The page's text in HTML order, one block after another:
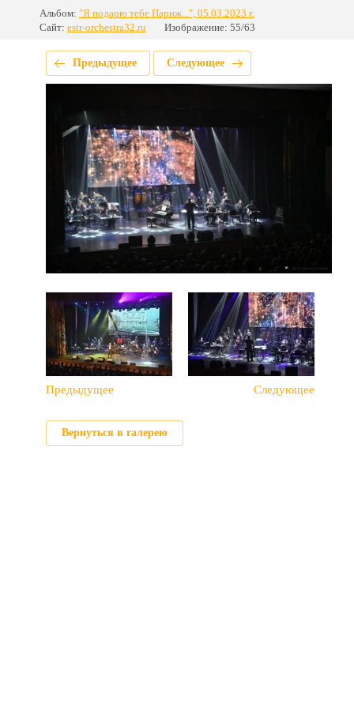
Альбом: "Я подарю тебе Париж...", 05.03.2023 г.
Сайт: estr-orchestra32.ru Изображение: 55/63
Предыдущее Следующее
Предыдущее Следующее
Вернуться в галерею